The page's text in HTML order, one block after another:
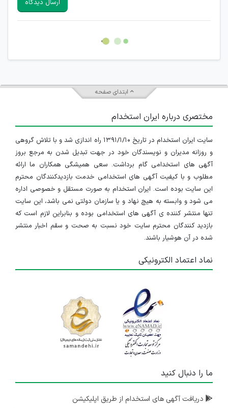
هرگونه تحریک، تحقیر و کنایه به سایر افراد (مسئول و غیر مسئول)
غیر مجاز می باشد.
امکان هماهنگی برای هرگونه ملاقات حضوری چه به صورت دسته
ارسال دیدگاه
ابتدای صفحه
مختصری درباره ایران استخدام
سایت ایران استخدام در تاریخ ۱۳۹۱/۱/۱۰ راه اندازی شد و با تلاش گروهی
و روزانه مدیران و نویسندگان خود در جهت تبدیل شدن به مرجع بروز
آگهی های استخدامی گام برداشت. سعی همیشگی همکاران ما ارائه
مطلوب و با کیفیت آگهی های استخدامی خدمت بازدیدکنندگان محترم
این سایت بوده است. ایران استخدام به صورت مستقل و خصوصی اداره
می شود و وابسته به هیچ نهاد و یا سازمان دولتی نمی باشد، این سایت
تنها منتشر کننده ی آگهی های استخدامی بوده و بنابراین لازم است که
بازدید کنندگان محترم سایت خود نسبت به صحت و سقم اخبار منتشر
شده در آن هوشیار باشند.
نماد اعتماد الکترونیکی
ما را دنبال کنید
دریافت آگهی های استخدام از طریق اپلیکیشن